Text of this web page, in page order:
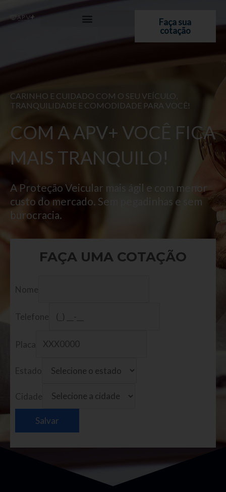
para
Faça sua
cotação
CARINHO E CUIDADO COM O SEU VEÍCULO,
TRANQUILIDADE E COMODIDADE PARA VOCÊ!
COM A APV+ VOCÊ FICA
MAIS TRANQUILO!
A Proteção Veicular mais ágil e com menor
custo do mercado. Sem pegadinhas e sem
burocracia.
FAÇA UMA COTAÇÃO
Nome
Telefone
Placa
Estado
Cidade
Salvar